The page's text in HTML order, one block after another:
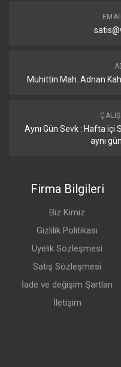
Muhittin Mah. Adnan
Aynı Gün Sevk : Hafta
aynı
Firma Bilgileri
Biz Kimiz
Gizlilik Politikası
Üyelik Sözleşmesi
Satış Sözleşmesi
İade ve değişim Şartları
İletişim